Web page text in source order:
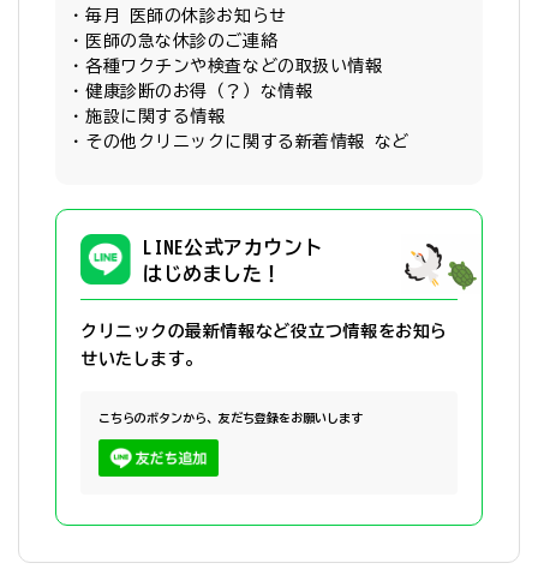
毎月 医師の休診お知らせ
医師の急な休診のご連絡
各種ワクチンや検査などの取扱い情報
健康診断のお得（？）な情報
施設に関する情報
その他クリニックに関する新着情報 など
LINE公式アカウント
はじめました！
クリニックの最新情報など役立つ情報をお知ら
せいたします。
こちらのボタンから、友だち登録をお願いします